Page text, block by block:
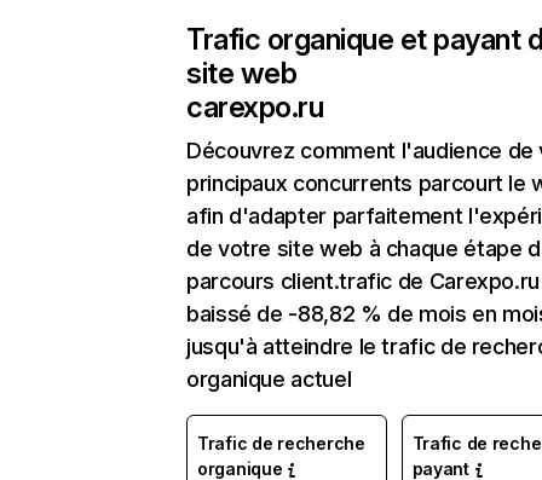
Trafic organique et payant
site web
carexpo.ru
Découvrez comment l'audience de
principaux concurrents parcourt le
afin d'adapter parfaitement
de votre site web à chaque étape
parcours client.trafic de
baissé de -88,82 % de mois en
jusqu'à atteindre le trafic de
organique actuel
Trafic de recherche
organique
Trafic de
payant